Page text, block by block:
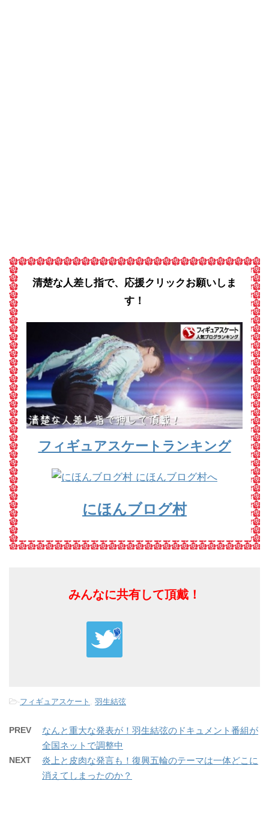
清楚な人差し指で、応援クリックお願いしま
す！
フィギュアスケートランキング
にほんブログ村
みんなに共有して頂戴！
-フィギュアスケート , 羽生結弦
PREV
なんと重大な発表が！羽生結弦のドキュメント番組が
全国ネットで調整中
NEXT
炎上と皮肉な発言も！復興五輪のテーマは一体どこに
消えてしまったのか？